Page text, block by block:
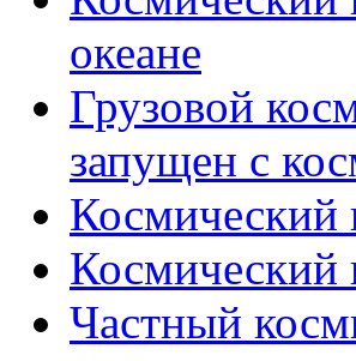
океане
Грузовой
запущен с
Космический
Космический
Частный